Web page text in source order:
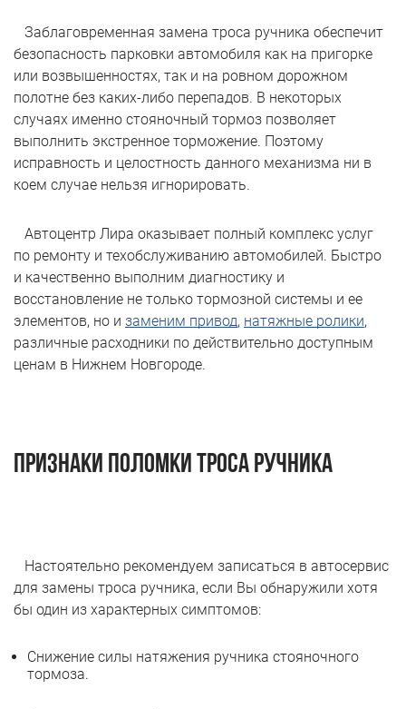
Заблаговременная замена троса ручника обеспечит
безопасность парковки автомобиля как на пригорке
или возвышенностях, так и на ровном дорожном
полотне без каких-либо перепадов. В некоторых
случаях именно стояночный тормоз позволяет
выполнить экстренное торможение. Поэтому
исправность и целостность данного механизма ни в
коем случае нельзя игнорировать.
Автоцентр Лира оказывает полный комплекс услуг
по ремонту и техобслуживанию автомобилей. Быстро
и качественно выполним диагностику и
восстановление не только тормозной системы и ее
элементов, но и заменим привод, натяжные ролики,
различные расходники по действительно доступным
ценам в Нижнем Новгороде.
Признаки поломки троса ручника
Настоятельно рекомендуем записаться в автосервис
для замены троса ручника, если Вы обнаружили хотя
бы один из характерных симптомов:
Снижение силы натяжения ручника стояночного
тормоза.